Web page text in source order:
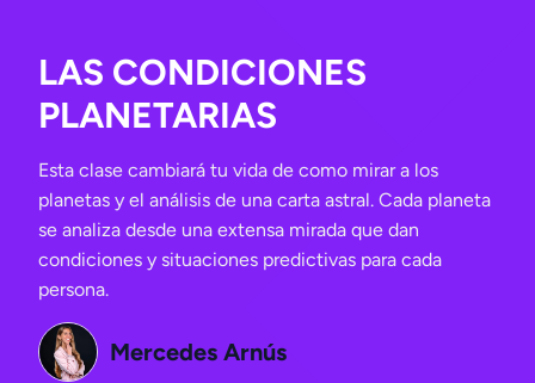
LAS CONDICIONES
PLANETARIAS
Esta clase cambiará tu vida de como mirar a los
planetas y el análisis de una carta astral. Cada planeta
se analiza desde una extensa mirada que dan
condiciones y situaciones predictivas para cada
persona.
Mercedes Arnús